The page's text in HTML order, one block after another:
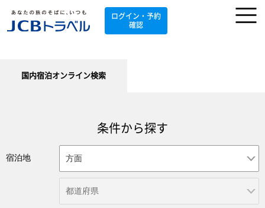
ログイン・予約
確認
国内宿泊オンライン検索
条件から探す
宿泊地